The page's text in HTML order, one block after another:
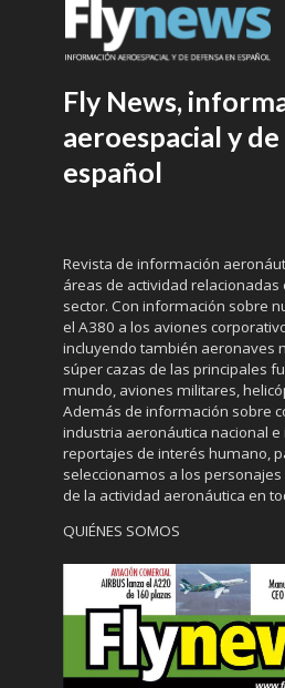
Fly News,
aeroespacial y
español
Revista de información
áreas de actividad relacionadas
sector. Con información sobre
el A380 a los aviones
incluyendo también aeronaves
súper cazas de las principales
mundo, aviones militares,
Además de información sobre
industria aeronáutica nacional
reportajes de interés humano,
seleccionamos a los
de la actividad aeronáutica en
QUIÉNES SOMOS